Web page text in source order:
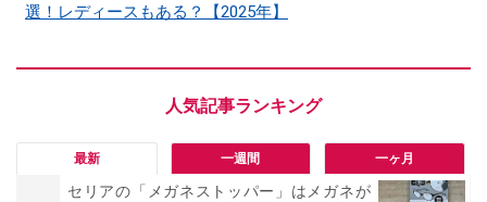
選！レディースもある？【2025年】
最新 一週間 一ヶ月
セリアの「メガネストッパー」はメガネが